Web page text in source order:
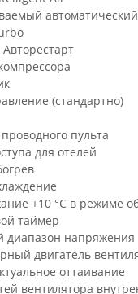
(стандартно)
пульта
для отелей
+10 °С в режиме
таймер
диапазон напряжения
двигатель
оттаивание
вентилятора